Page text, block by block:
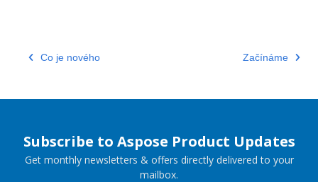
Co je nového Začínáme
Subscribe to Aspose Product Updates
Get monthly newsletters & offers directly delivered to your
mailbox.